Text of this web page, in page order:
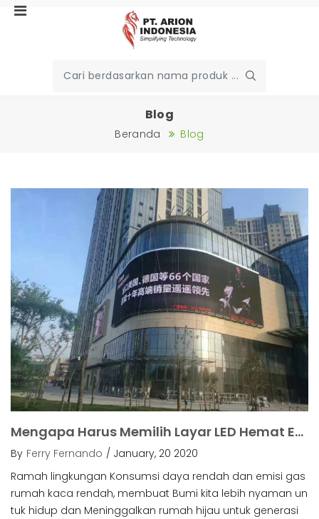
Blog
Beranda Blog
Mengapa Harus Memilih Layar LED Hemat Energi?.
By Ferry Fernando / January, 20 2020
Ramah lingkungan Konsumsi daya rendah dan emisi gas
rumah kaca rendah, membuat Bumi kita lebih nyaman un
tuk hidup dan Meninggalkan rumah hijau untuk generasi